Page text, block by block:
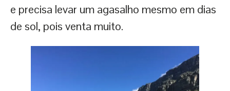
e precisa levar um agasalho mesmo em dias
de sol, pois venta muito.